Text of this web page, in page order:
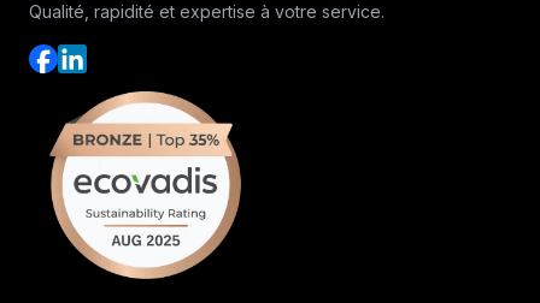
Qualité, rapidité et expertise à votre service.